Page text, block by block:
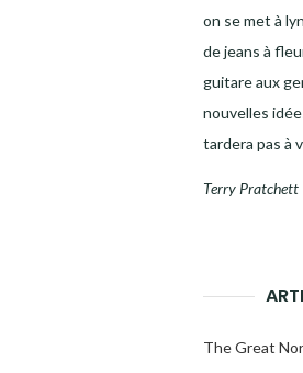
on se met à
de jeans à
guitare aux
nouvelles
tardera pas à
Terry Pratchett
The Great